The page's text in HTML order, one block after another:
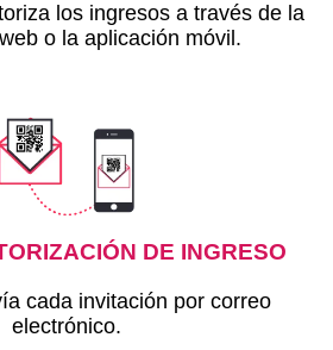
los ingresos a través de la
o la aplicación móvil.
DE INGRESO
cada invitación por correo
electrónico.